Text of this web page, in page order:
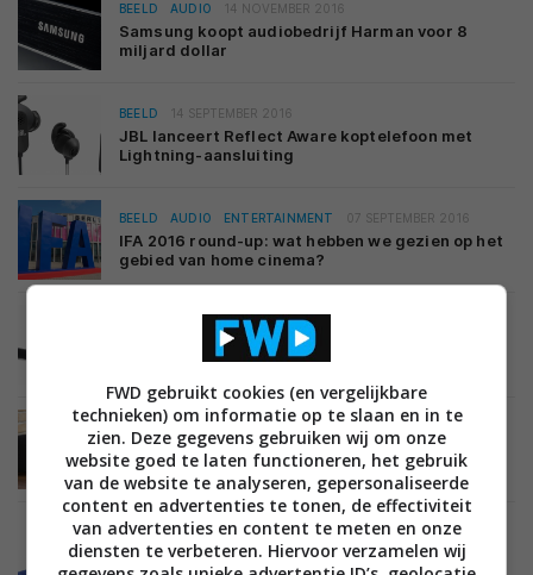
BEELD AUDIO 14 NOVEMBER 2016
Samsung koopt audiobedrijf Harman voor 8
miljard dollar
BEELD 14 SEPTEMBER 2016
JBL lanceert Reflect Aware koptelefoon met
Lightning-aansluiting
BEELD AUDIO ENTERTAINMENT 07 SEPTEMBER 2016
IFA 2016 round-up: wat hebben we gezien op het
gebied van home cinema?
02 SEPTEMBER 2016
JBL lanceert SB450 soundbar met Ultra HD-
ondersteuning
JBL lanceert draadloze Playlist speaker met
Google Cast
BEELD 11 AUGUSTUS 2016
FWD gebruikt cookies (en vergelijkbare
technieken) om informatie op te slaan en in te
zien. Deze gegevens gebruiken wij om onze
website goed te laten functioneren, het gebruik
van de website te analyseren, gepersonaliseerde
content en advertenties te tonen, de effectiviteit
van advertenties en content te meten en onze
diensten te verbeteren. Hiervoor verzamelen wij